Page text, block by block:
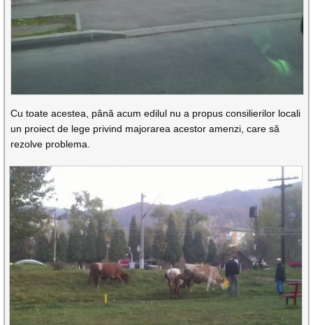
Cu toate acestea, până acum edilul nu a propus consilierilor locali
un proiect de lege privind majorarea acestor amenzi, care să
rezolve problema.